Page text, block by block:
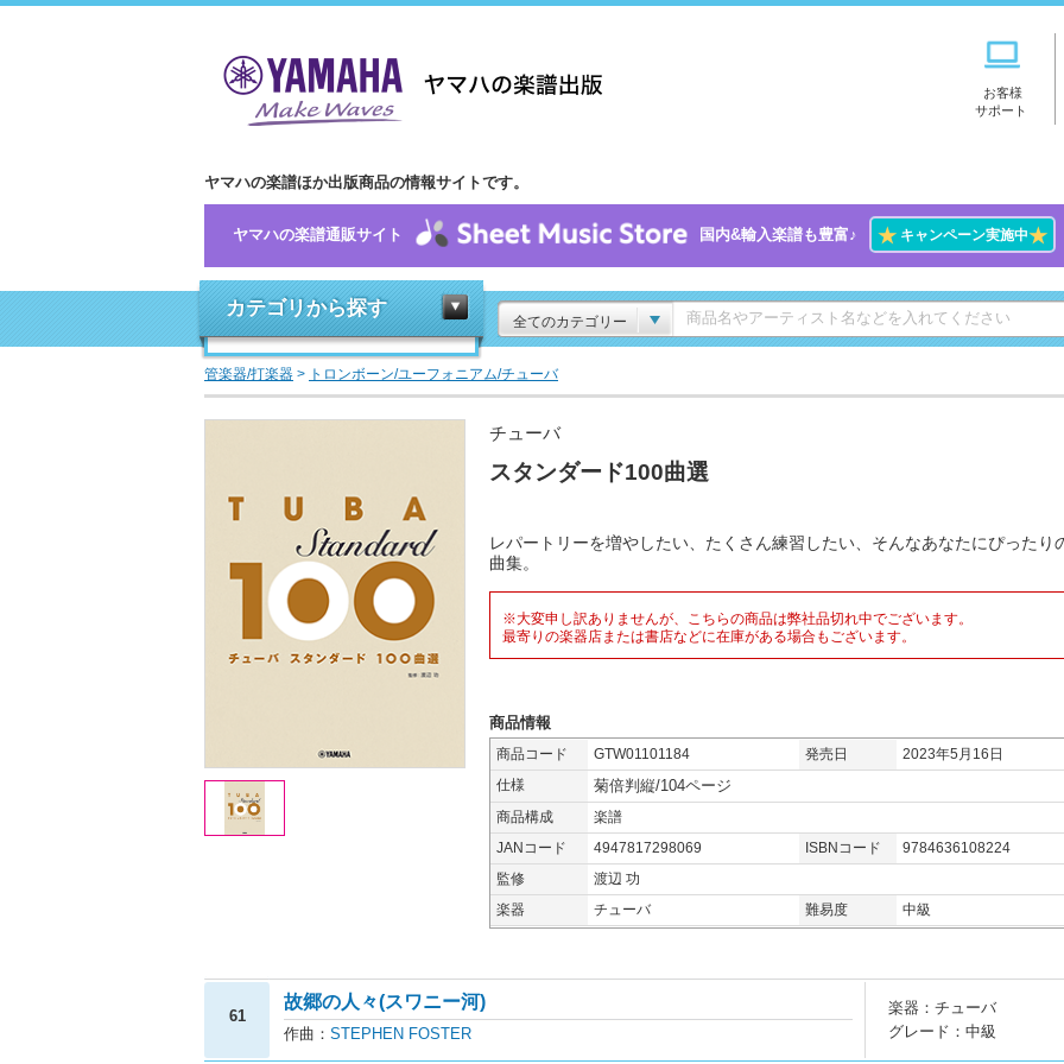
お客様
サポート
ヤマハの楽譜ほか出版商品の情報サイトです。
ヤマハの楽譜通販サイト 国内&輸入楽譜も豊富♪ ★キャンペーン実施中★
カテゴリから探す
全てのカテゴリー
管楽器/打楽器 > トロンボーン/ユーフォニアム/チューバ
チューバ
スタンダード100曲選
レパートリーを増やしたい、たくさん練習したい、そんなあなたにぴったり
曲集。
※大変申し訳ありませんが、こちらの商品は弊社品切れ中でございます。
最寄りの楽器店または書店などに在庫がある場合もございます。
商品情報
商品コード GTW01101184 発売日
2023年5月16日
仕様
菊倍判縦/104ページ
商品構成
楽譜
JANコード
4947817298069 ISBNコード
9784636108224
監修
渡辺 功
楽器
チューバ 難易度 中級
61
故郷の人々(スワニー河)
作曲： STEPHEN FOSTER
楽器：チューバ
グレード：中級